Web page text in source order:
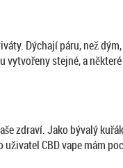
Dýchají páru, než
vytvořeny stejné, a
zdraví. Jako bývalý
CBD vape mám